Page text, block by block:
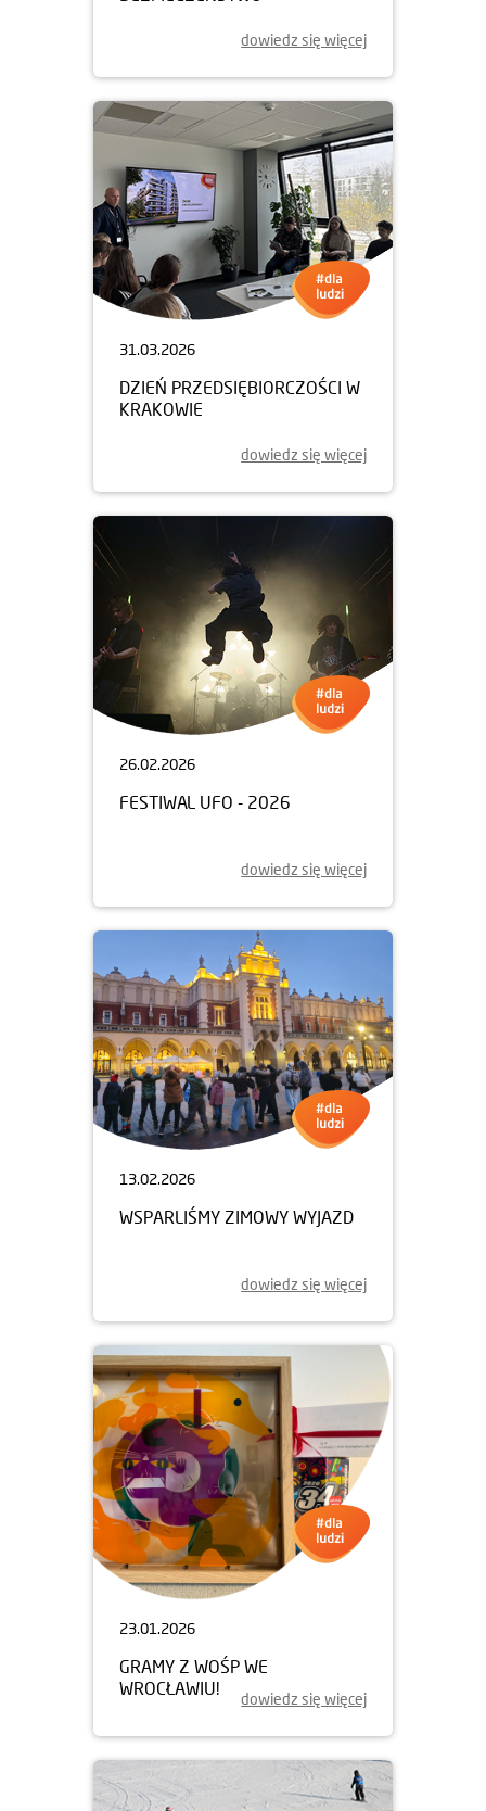
dowiedz się więcej
31.03.2026
DZIEŃ PRZEDSIĘBIORCZOŚCI W
KRAKOWIE
dowiedz się więcej
26.02.2026
FESTIWAL UFO - 2026
dowiedz się więcej
13.02.2026
WSPARLIŚMY ZIMOWY WYJAZD
dowiedz się więcej
23.01.2026
GRAMY Z WOŚP WE
WROCŁAWIU!
dowiedz się więcej